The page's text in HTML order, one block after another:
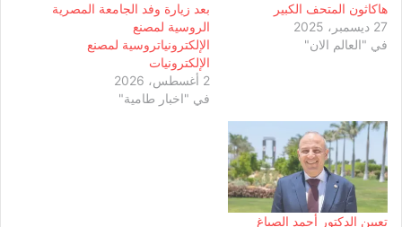
هاكاثون المتحف الكبير
27 ديسمبر، 2025
في "العالم الان"
بعد زيارة وفد الجامعة المصرية
الروسية لمصنع
الإلكترونياتروسية لمصنع
الإلكترونيات
2 أغسطس، 2026
في "اخبار طامية"
تعيين الدكتور أحمد الصباغ